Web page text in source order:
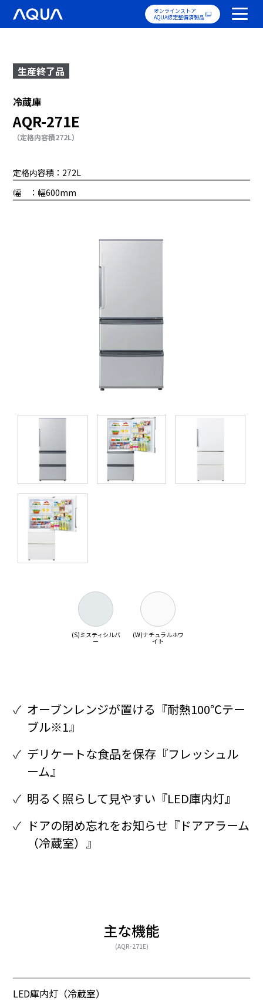
オンラインストア
AQUA認定整備済製品
生産終了品
冷蔵庫
AQR-271E
（定格内容積272L）
定格内容積：272L
幅 ：幅600mm
(S)ミスティシルバ
ー
(W)ナチュラルホワ
イト
オーブンレンジが置ける『耐熱100℃テー
ブル※1』
デリケートな食品を保存『フレッシュル
ーム』
明るく照らして見やすい『LED庫内灯』
ドアの閉め忘れをお知らせ『ドアアラーム
（冷蔵室）』
主な機能
(AQR-271E)
LED庫内灯（冷蔵室）